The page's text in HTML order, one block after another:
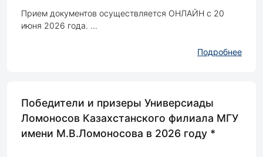
Прием документов осуществляется ОНЛАЙН с 20
июня 2026 года. ...
Подробнее
Победители и призеры Универсиады
Ломоносов Казахстанского филиала МГУ
имени М.В.Ломоносова в 2026 году *